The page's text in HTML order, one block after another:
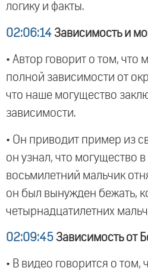
логику и факты.
02:06:14 Зависимость и
• Автор говорит о том, что
полной зависимости от
что наше могущество
зависимости.
• Он приводит пример из
он узнал, что могущество
восьмилетний мальчик
он был вынужден бежать,
четырнадцатилетних
02:09:45 Зависимость от
• В видео говорится о том,